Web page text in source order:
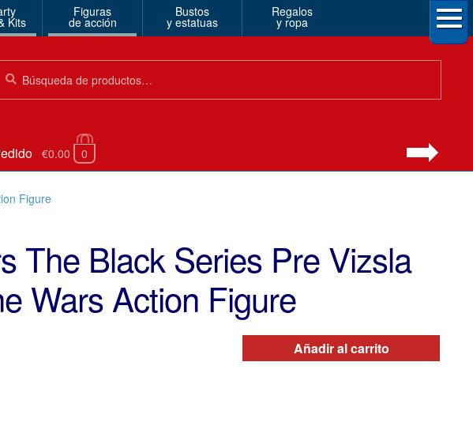
Kits
Figuras
de acción
Bustos
y estatuas
Regalos
y ropa
€0.00 0
Figure
The Black Series Pre Vizsla
Wars Action Figure
Añadir al carrito